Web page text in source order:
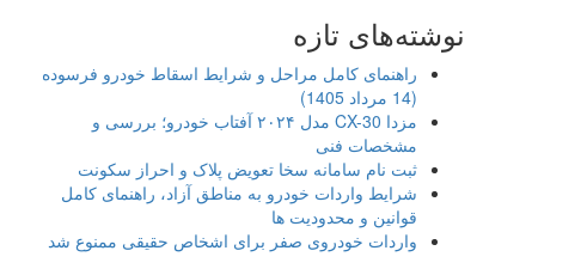
نوشته‌های تازه
راهنمای کامل مراحل و شرایط اسقاط خودرو فرسوده
(14 مرداد 1405)
مزدا CX-30 مدل ۲۰۲۴ آفتاب خودرو؛ بررسی و
مشخصات فنی
ثبت نام سامانه سخا تعویض پلاک و احراز سکونت
شرایط واردات خودرو به مناطق آزاد، راهنمای کامل
قوانین و محدودیت ها
واردات خودروی صفر برای اشخاص حقیقی ممنوع شد